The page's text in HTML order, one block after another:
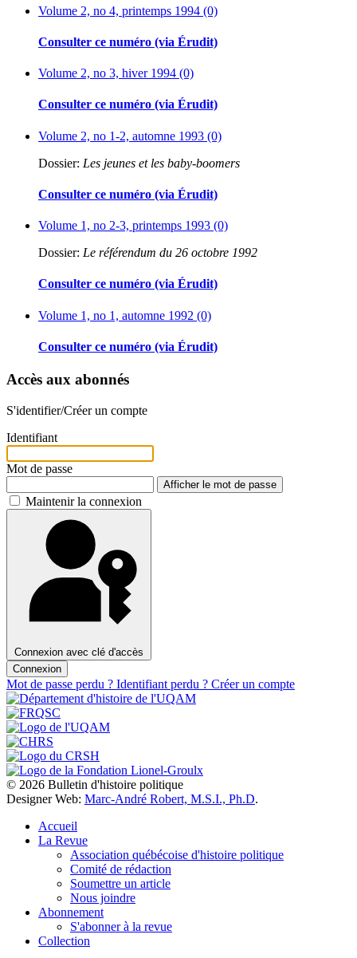
Volume 2, no 4, printemps 1994 (0)
Consulter ce numéro (via Érudit)
Volume 2, no 3, hiver 1994 (0)
Consulter ce numéro (via Érudit)
Volume 2, no 1-2, automne 1993 (0)
Dossier: Les jeunes et les baby-boomers
Consulter ce numéro (via Érudit)
Volume 1, no 2-3, printemps 1993 (0)
Dossier: Le référendum du 26 octobre 1992
Consulter ce numéro (via Érudit)
Volume 1, no 1, automne 1992 (0)
Consulter ce numéro (via Érudit)
Accès aux abonnés
S'identifier/Créer un compte
Identifiant
Mot de passe
Afficher le mot de passe
Maintenir la connexion
Connexion avec clé d'accès
Connexion
Mot de passe perdu ? Identifiant perdu ? Créer un compte
© 2026 Bulletin d'histoire politique
Designer Web: Marc-André Robert, M.S.I., Ph.D.
Accueil
La Revue
Association québécoise d'histoire politique
Comité de rédaction
Soumettre un article
Nous joindre
Abonnement
S'abonner à la revue
Collection